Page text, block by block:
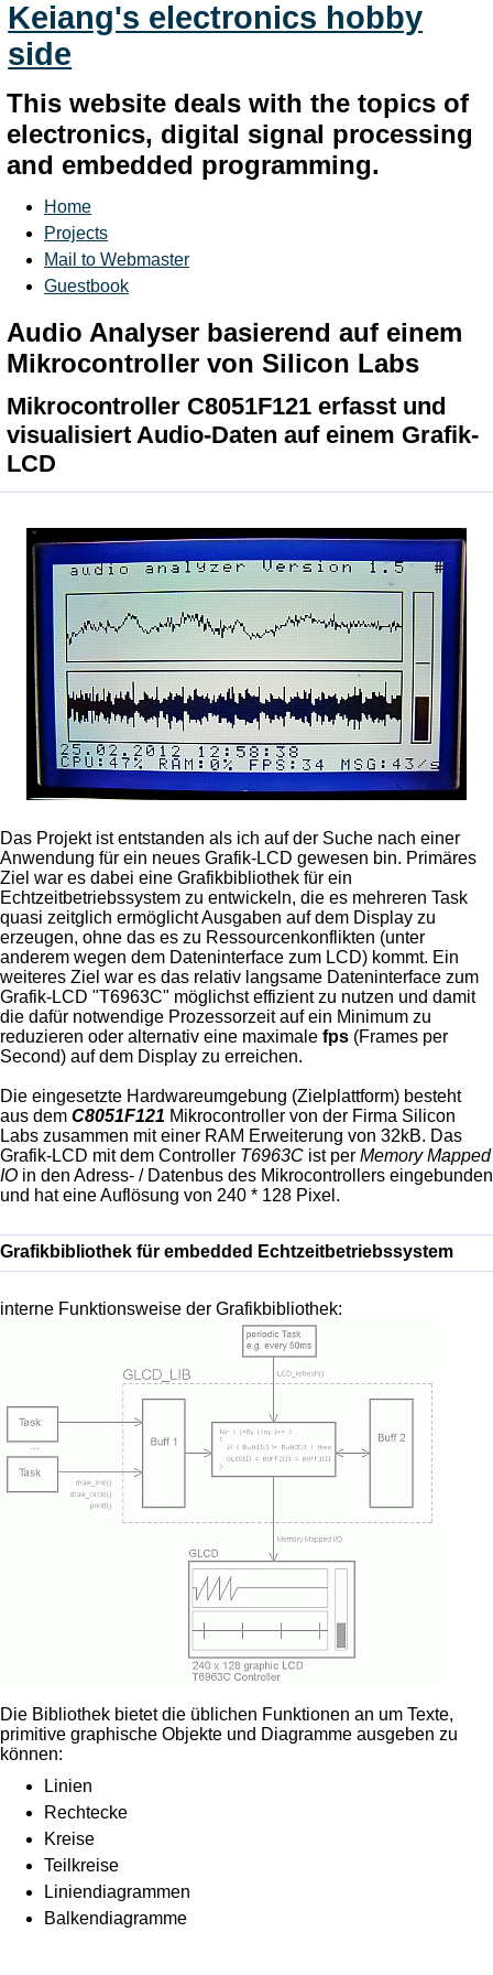
Keiang's electronics hobby
side
This website deals with the topics of
electronics, digital signal processing
and embedded programming.
Home
Projects
Mail to Webmaster
Guestbook
Audio Analyser basierend auf einem
Mikrocontroller von Silicon Labs
Mikrocontroller C8051F121 erfasst und
visualisiert Audio-Daten auf einem Grafik-
LCD
Das Projekt ist entstanden als ich auf der Suche nach einer
Anwendung für ein neues Grafik-LCD gewesen bin. Primäres
Ziel war es dabei eine Grafikbibliothek für ein
Echtzeitbetriebssystem zu entwickeln, die es mehreren Task
quasi zeitglich ermöglicht Ausgaben auf dem Display zu
erzeugen, ohne das es zu Ressourcenkonflikten (unter
anderem wegen dem Dateninterface zum LCD) kommt. Ein
weiteres Ziel war es das relativ langsame Dateninterface zum
Grafik-LCD "T6963C" möglichst effizient zu nutzen und damit
die dafür notwendige Prozessorzeit auf ein Minimum zu
reduzieren oder alternativ eine maximale fps (Frames per
Second) auf dem Display zu erreichen.
Die eingesetzte Hardwareumgebung (Zielplattform) besteht
aus dem C8051F121 Mikrocontroller von der Firma Silicon
Labs zusammen mit einer RAM Erweiterung von 32kB. Das
Grafik-LCD mit dem Controller T6963C ist per Memory Mapped
IO in den Adress- / Datenbus des Mikrocontrollers eingebunden
und hat eine Auflösung von 240 * 128 Pixel.
Grafikbibliothek für embedded Echtzeitbetriebssystem
interne Funktionsweise der Grafikbibliothek:
Die Bibliothek bietet die üblichen Funktionen an um Texte,
primitive graphische Objekte und Diagramme ausgeben zu
können:
Linien
Rechtecke
Kreise
Teilkreise
Liniendiagrammen
Balkendiagramme